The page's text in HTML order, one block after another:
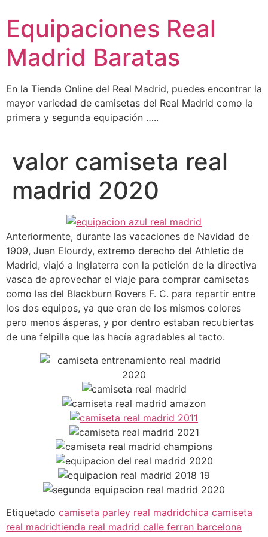
contenido
Equipaciones Real
Madrid Baratas
En la Tienda Online del Real Madrid, puedes encontrar la
mayor variedad de camisetas del Real Madrid como la
primera y segunda equipación …..
valor camiseta real
madrid 2020
Anteriormente, durante las vacaciones de Navidad de
1909, Juan Elourdy, extremo derecho del Athletic de
Madrid, viajó a Inglaterra con la petición de la directiva
vasca de aprovechar el viaje para comprar camisetas
como las del Blackburn Rovers F. C. para repartir entre
los dos equipos, ya que eran de los mismos colores
pero menos ásperas, y por dentro estaban recubiertas
de una felpilla que las hacía agradables al tacto.
Etiquetado camiseta parley real madridchica camiseta
real madridtienda real madrid calle ferran barcelona